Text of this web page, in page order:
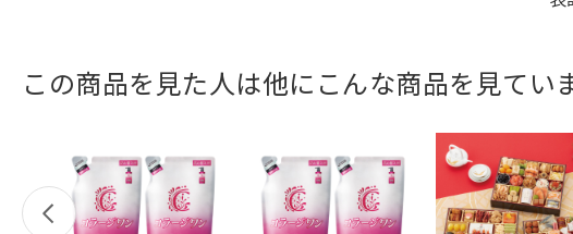
この商品を見た人は他にこんな商品を見てい